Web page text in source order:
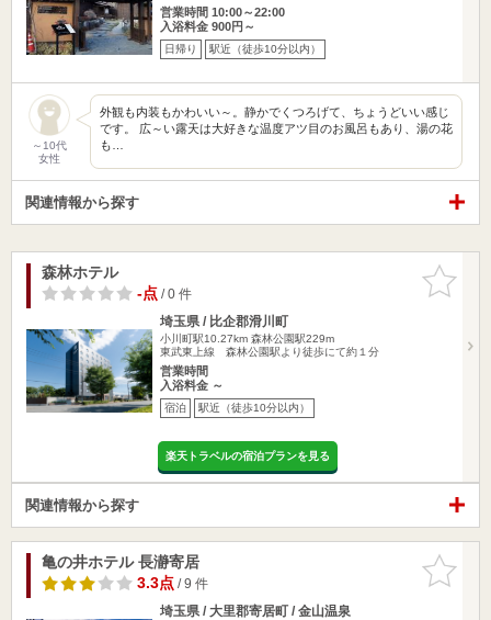
営業時間 10:00～22:00
入浴料金 900円～
日帰り 駅近（徒歩10分以内）
～10代
女性
外観も内装もかわいい～。静かでくつろげて、ちょうどいい感じ
です。 広～い露天は大好きな温度アツ目のお風呂もあり、湯の花
も…
関連情報から探す
お気に入
りに追加
森林ホテル
-点/ 0 件
埼玉県 / 比企郡滑川町
小川町駅10.27km 森林公園駅229m
東武東上線 森林公園駅より徒歩にて約１分
営業時間
入浴料金 ～
宿泊 駅近（徒歩10分以内）
楽天トラベルの宿泊プランを見る
関連情報から探す
お気に入
りに追加
亀の井ホテル 長瀞寄居
3.3点/ 9 件
埼玉県 / 大里郡寄居町 / 金山温泉